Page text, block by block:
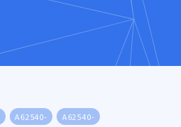
A62540- A62540-